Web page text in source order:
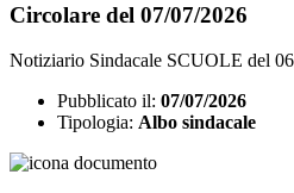
Circolare del 07/07/2026
Notiziario Sindacale SCUOLE del
Pubblicato il: 07/07/2026
Tipologia: Albo sindacale